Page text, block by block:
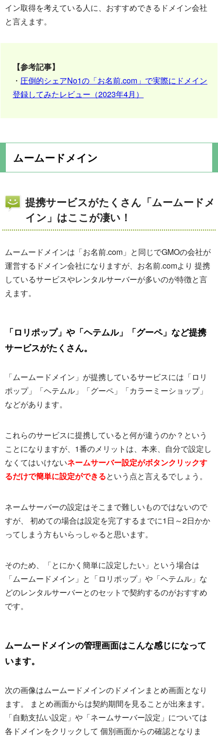
イン取得を考えている人に、おすすめできるドメイン会社
と言えます。
【参考記事】
・ 圧倒的シェアNo1の「お名前.com」で実際にドメイン
登録してみたレビュー（2023年4月）
ムームードメイン
提携サービスがたくさん「ムームードメ
イン」はここが凄い！
ムームードメインは「お名前.com」と同じでGMOの会社が
運営するドメイン会社になりますが、お名前.comより 提携
しているサービスやレンタルサーバーが多いのが特徴と言
えます。
「ロリポップ」や「ヘテムル」「グーペ」など提携
サービスがたくさん。
「ムームードメイン」が提携しているサービスには「ロリ
ポップ」「ヘテムル」「グーペ」「カラーミーショップ」
などがあります。
これらのサービスに提携していると何が違うのか？という
ことになりますが、1番のメリットは、本来、自分で設定し
なくてはいけないネームサーバー設定がボタンクリックす
るだけで簡単に設定ができるという点と言えるでしょう。
ネームサーバーの設定はそこまで難しいものではないので
すが、 初めての場合は設定を完了するまでに1日～2日かか
ってしまう方もいらっしゃると思います。
そのため、「とにかく簡単に設定したい」という場合は
「ムームードメイン」と「ロリポップ」や「ヘテムル」な
どのレンタルサーバーとのセットで契約するのがおすすめ
です。
ムームードメインの管理画面はこんな感じになって
います。
次の画像はムームードメインのドメインまとめ画面となり
ます。 まとめ画面からは契約期間を見ることが出来ます。
「自動支払い設定」や「ネームサーバー設定」については
各ドメインをクリックして 個別画面からの確認となりま